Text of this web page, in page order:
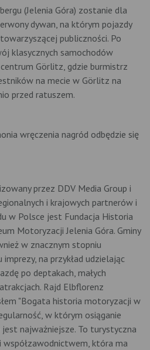
(Jelenia Góra) zostanie dla
dywan, na którym pojazdy
publiczności. Po
klasycznych samochodów
Görlitz, gdzie burmistrz
na mecie w Görlitz na
przed ratuszem.
wręczenia nagród odbędzie się
przez DDV Media Group i
i krajowych partnerów i
w Polsce jest Fundacja Historia
Motoryzacji Jelenia Góra. Gminy
w znacznym stopniu
na przykład udzielając
po deptakach, małych
Rajd Elbflorenz
"Bogata historia motoryzacji w
w którym osiąganie
najważniejsze. To turystyczna
która ma